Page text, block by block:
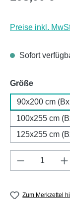
Preise inkl.
Sofort
Größe
90x200 cm
100x255 cm
125x255 cm
Produkt
Zum Merkzettel